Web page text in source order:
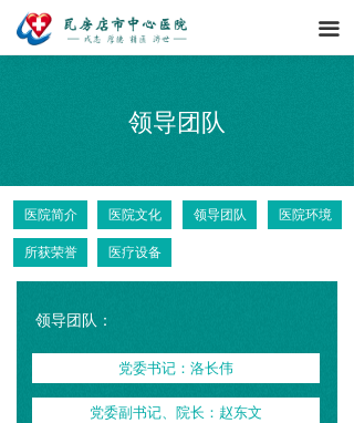
끀
领导团队
领导团队：
党委副书记、院长：赵东文
党委书记：洛长伟
医院简介 医院文化 领导团队
医院环境
所获荣誉
医疗设备